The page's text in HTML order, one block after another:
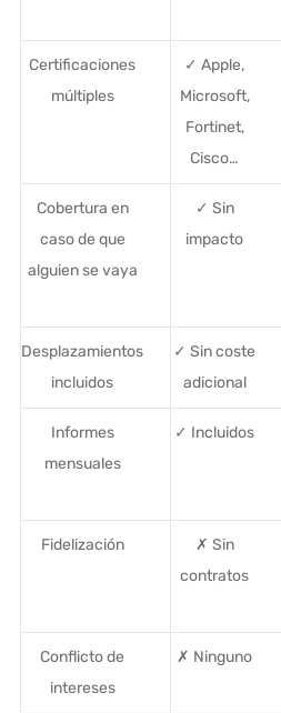
Certificaciones
múltiples
✓ Apple,
Microsoft,
Fortinet,
Cisco…
Cobertura en
caso de que
alguien se vaya
✓ Sin
impacto
Desplazamientos
incluidos
✓ Sin coste
adicional
Informes
mensuales
✓ Incluidos
Fidelización
✗ Sin
contratos
Conflicto de
intereses
✗ Ninguno